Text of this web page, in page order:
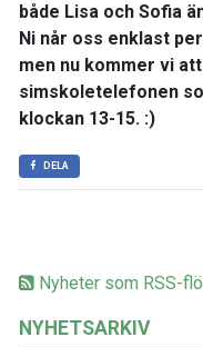
Nyheter som RSS-
NYHETSARKIV
både Lisa och Sofia
Ni når oss enklast
men nu kommer vi
simskoletelefonen
klockan 13-15. :)
DELA